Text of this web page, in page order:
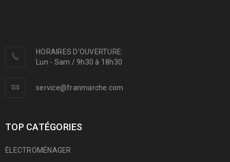
HORAIRES D'OUVERTURE:
Lun - Sam / 9h30 à 18h30
service@franmarche.com
TOP CATÉGORIES
ÉLECTROMÉNAGER